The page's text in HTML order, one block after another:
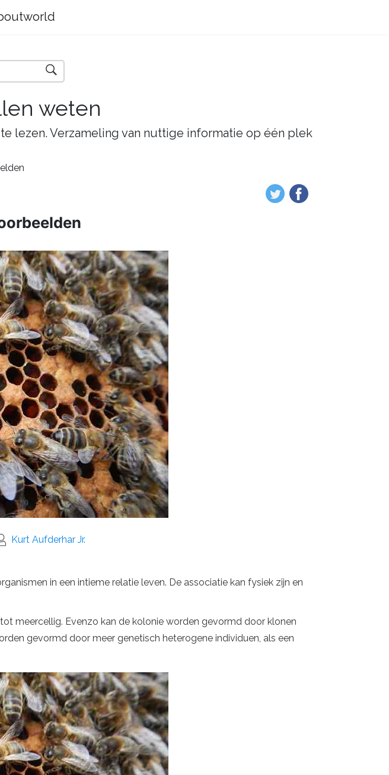
weten
lezen. Verzameling van nuttige informatie op één plek
Kurt Aufderhar Jr.
in een intieme relatie leven. De associatie kan fysiek zijn en
meercellig. Evenzo kan de kolonie worden gevormd door klonen
gevormd door meer genetisch heterogene individuen, als een